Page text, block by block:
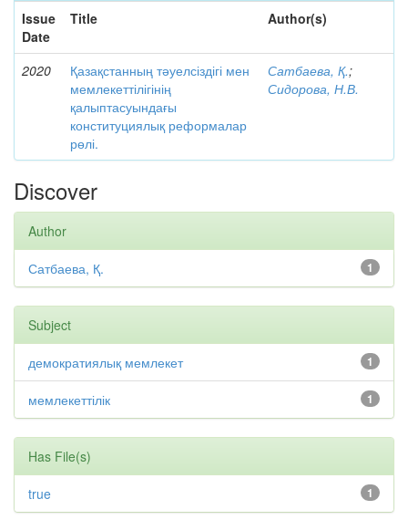
Issue
Date
Title Author(s)
2020
Қазақстанның тәуелсіздігі мен
мемлекеттілігінің
қалыптасуындағы
конституциялық реформалар
рөлі.
Сатбаева, Қ.;
Сидорова, Н.В.
Discover
Author
1
Сатбаева, Қ.
Subject
1
демократиялық мемлекет
1
мемлекеттілік
Has File(s)
1
true